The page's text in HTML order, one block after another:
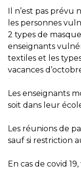
Il n’est pas prévu
les personnes
2 types de
enseignants
textiles et les
vacances
Les enseignants
soit dans leur
Les réunions de
sauf si restriction
En cas de covid